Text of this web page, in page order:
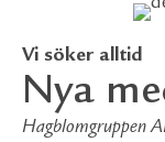
Vi söker alltid
Nya
Hagblomgruppen